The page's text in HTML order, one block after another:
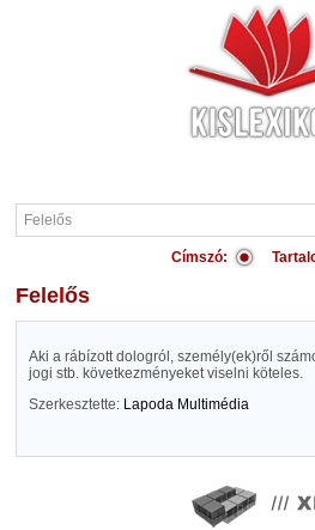
Címszó:
Felelős
Aki a rábízott dologról, személy(ek)ről
jogi stb. következményeket viselni köteles.
Szerkesztette: Lapoda Multimédia